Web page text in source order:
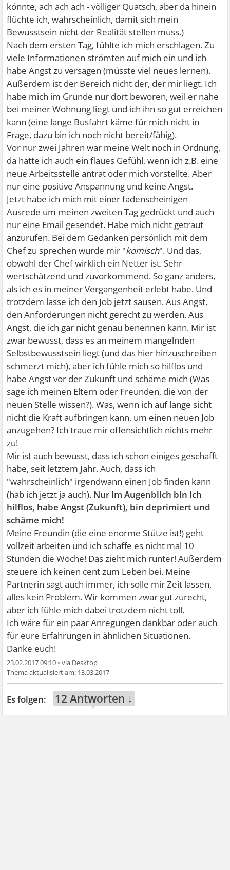
könnte, ach ach ach - völliger Quatsch, aber da hinein
flüchte ich, wahrscheinlich, damit sich mein
Bewusstsein nicht der Realität stellen muss.)
Nach dem ersten Tag, fühlte ich mich erschlagen. Zu
viele Informationen strömten auf mich ein und ich
habe Angst zu versagen (müsste viel neues lernen).
Außerdem ist der Bereich nicht der, der mir liegt. Ich
habe mich im Grunde nur dort beworen, weil er nahe
bei meiner Wohnung liegt und ich ihn so gut erreichen
kann (eine lange Busfahrt käme für mich nicht in
Frage, dazu bin ich noch nicht bereit/fähig).
Vor nur zwei Jahren war meine Welt noch in Ordnung,
da hatte ich auch ein flaues Gefühl, wenn ich z.B. eine
neue Arbeitsstelle antrat oder mich vorstellte. Aber
nur eine positive Anspannung und keine Angst.
Jetzt habe ich mich mit einer fadenscheinigen
Ausrede um meinen zweiten Tag gedrückt und auch
nur eine Email gesendet. Habe mich nicht getraut
anzurufen. Bei dem Gedanken persönlich mit dem
Chef zu sprechen wurde mir "komisch". Und das,
obwohl der Chef wirklich ein Netter ist. Sehr
wertschätzend und zuvorkommend. So ganz anders,
als ich es in meiner Vergangenheit erlebt habe. Und
trotzdem lasse ich den Job jetzt sausen. Aus Angst,
den Anforderungen nicht gerecht zu werden. Aus
Angst, die ich gar nicht genau benennen kann. Mir ist
zwar bewusst, dass es an meinem mangelnden
Selbstbewusstsein liegt (und das hier hinzuschreiben
schmerzt mich), aber ich fühle mich so hilflos und
habe Angst vor der Zukunft und schäme mich (Was
sage ich meinen Eltern oder Freunden, die von der
neuen Stelle wissen?). Was, wenn ich auf lange sicht
nicht die Kraft aufbringen kann, um einen neuen Job
anzugehen? Ich traue mir offensichtlich nichts mehr
zu!
Mir ist auch bewusst, dass ich schon einiges geschafft
habe, seit letztem Jahr. Auch, dass ich
"wahrscheinlich" irgendwann einen Job finden kann
(hab ich jetzt ja auch). Nur im Augenblich bin ich
hilflos, habe Angst (Zukunft), bin deprimiert und
schäme mich!
Meine Freundin (die eine enorme Stütze ist!) geht
vollzeit arbeiten und ich schaffe es nicht mal 10
Stunden die Woche! Das zieht mich runter! Außerdem
steuere ich keinen cent zum Leben bei. Meine
Partnerin sagt auch immer, ich solle mir Zeit lassen,
alles kein Problem. Wir kommen zwar gut zurecht,
aber ich fühle mich dabei trotzdem nicht toll.
Ich wäre für ein paar Anregungen dankbar oder auch
für eure Erfahrungen in ähnlichen Situationen.
Danke euch!
23.02.2017 09:10 •
13.03.2017
12 Antworten ↓